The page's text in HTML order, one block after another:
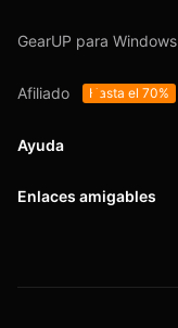
GearUP para Windows
Afiliado Hasta el 70%
Ayuda
Soporte
Enlaces amigables